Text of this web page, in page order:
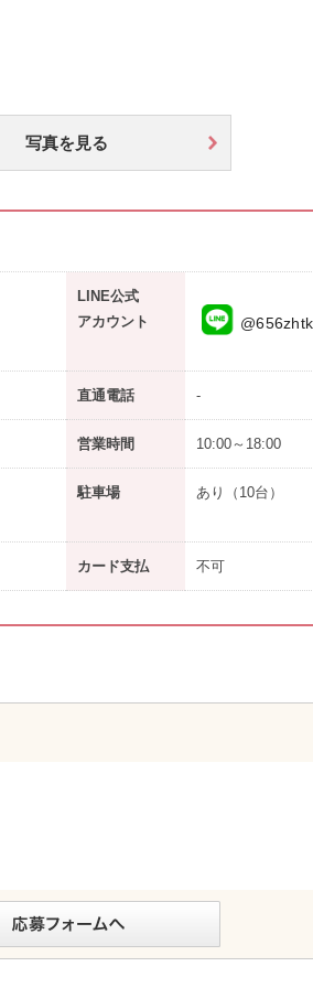
写真を見る
LINE公式
アカウント
直通電話 -
営業時間 10:00～18:00
駐車場 あり （10台）
カード支払 不可